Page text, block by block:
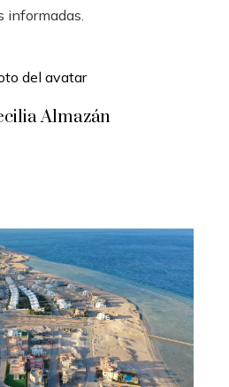
informadas.
Almazán